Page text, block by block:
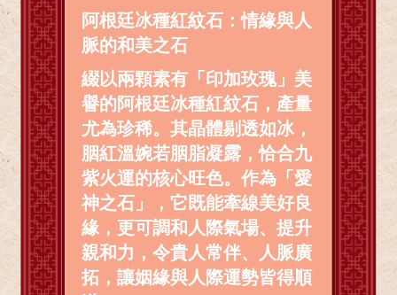
阿根廷冰種紅紋石：情緣與人
脈的和美之石
綴以兩顆素有「印加玫瑰」美
譽的阿根廷冰種紅紋石，產量
尤為珍稀。其晶體剔透如冰，
胭紅溫婉若胭脂凝露，恰合九
紫火運的核心旺色。作為「愛
神之石」，它既能牽線美好良
緣，更可調和人際氣場、提升
親和力，令貴人常伴、人脈廣
拓，讓姻緣與人際運勢皆得順